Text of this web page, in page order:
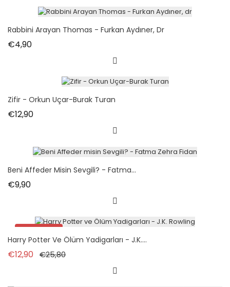
Rabbini Arayan Thomas - Furkan Aydıner, Dr
€4,90Fiyat
Zifir - Orkun Uçar-Burak Turan
€12,90Fiyat
Beni Affeder Misin Sevgili? - Fatma...
€9,90Fiyat
İndirimde!
Harry Potter Ve Ölüm Yadigarları - J.K....
€12,90 Normal fiyat
€25,80Fiyat